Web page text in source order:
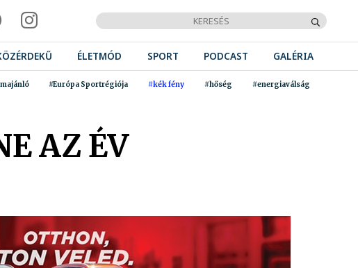
ÉLETMÓD SPORT PODCAST GALÉRIA
#Európa Sportrégiója #kék fény #hőség #energiaválság
AZ ÉV